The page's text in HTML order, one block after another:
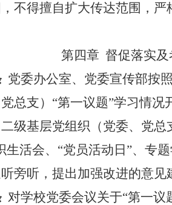
不得擅自扩大传达范围，
第四章 督促落实及
党委办公室、党委宣传部按
总支） “第一议题”学习情
级基层党组织（党委、党
生活会、“党员活动日”、专
旁听，提出加强改进的意见
对学校党委会议关于“第一议